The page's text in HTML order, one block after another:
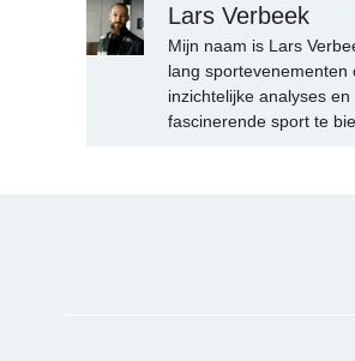
Lars Verbeek
Mijn naam is Lars
lang
inzichtelijke analyses
fascinerende sport te